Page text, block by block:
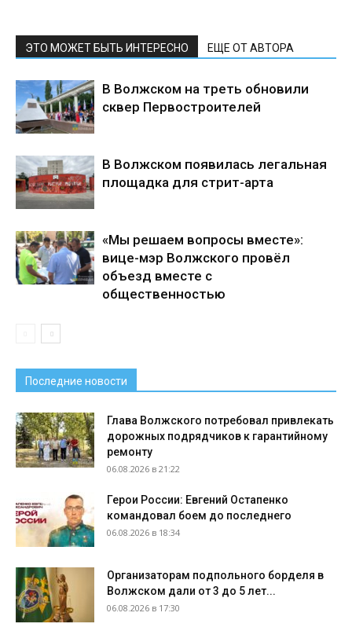
ЭТО МОЖЕТ БЫТЬ ИНТЕРЕСНО ЕЩЕ ОТ АВТОРА
В Волжском на треть обновили
сквер Первостроителей
В Волжском появилась легальная
площадка для стрит-арта
«Мы решаем вопросы вместе»:
вице-мэр Волжского провёл
объезд вместе с
общественностью
Последние новости
Глава Волжского потребовал привлекать
дорожных подрядчиков к гарантийному
ремонту
06.08.2026 в 21:22
Герои России: Евгений Остапенко
командовал боем до последнего
06.08.2026 в 18:34
Организаторам подпольного борделя в
Волжском дали от 3 до 5 лет...
06.08.2026 в 17:30